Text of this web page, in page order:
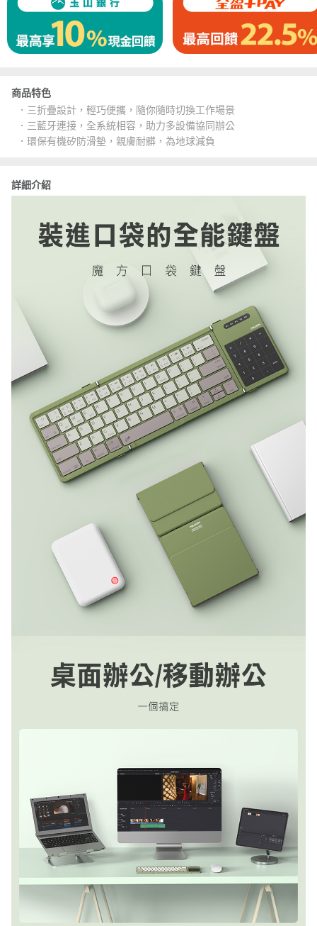
商品特色
．三折疊設計，輕巧便攜，隨你隨時切換工作場景
．三藍牙連接，全系統相容，助力多設備協同辦公
．環保有機矽防滑墊，親膚耐髒，為地球減負
詳細介紹